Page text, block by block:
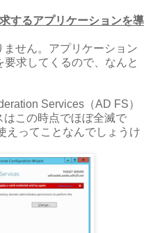
するアプリケーションを導
せん。アプリケーション
求してくるので、なんと
Services（AD FS）
この時点でほぼ全滅で
えってことなんでしょうけ